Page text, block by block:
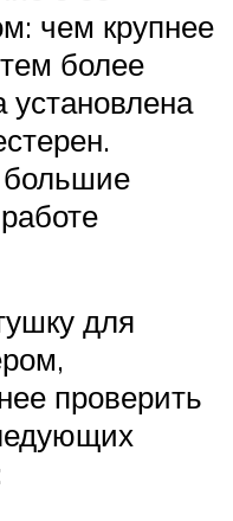
чем крупнее
более
установлена
большие
для
проверить